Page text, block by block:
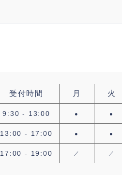
受付時間 月 火
9:30 - 13:00 ● ●
13:00 - 17:00 ● ●
17:00 - 19:00 ／ ／